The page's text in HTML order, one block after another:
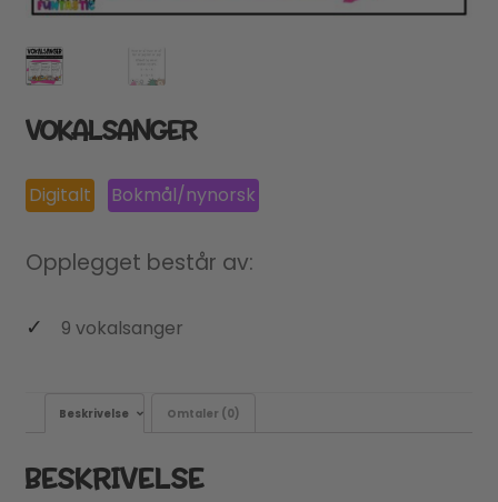
VOKALSANGER
Digitalt Bokmål/nynorsk
Opplegget består av:
9 vokalsanger
Beskrivelse Omtaler (0)
BESKRIVELSE